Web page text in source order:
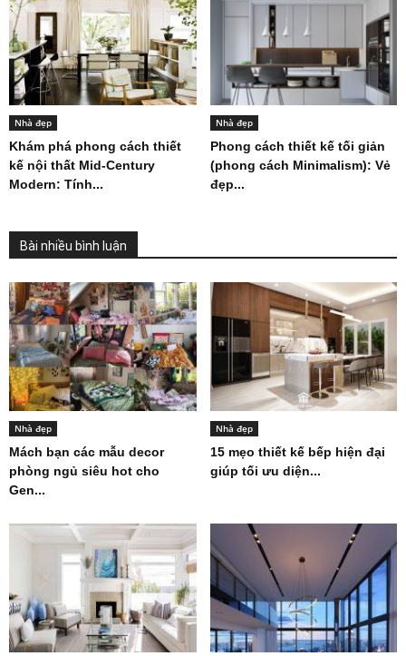
Nhà đẹp
Khám phá phong cách thiết
kế nội thất Mid-Century
Modern: Tính...
Nhà đẹp
Phong cách thiết kế tối giản
(phong cách Minimalism): Vẻ
đẹp...
Bài nhiều bình luận
Nhà đẹp
Mách bạn các mẫu decor
phòng ngủ siêu hot cho
Gen...
Nhà đẹp
15 mẹo thiết kế bếp hiện đại
giúp tối ưu diện...